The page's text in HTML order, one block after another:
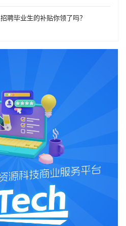
聘毕业生的补贴你领了吗？